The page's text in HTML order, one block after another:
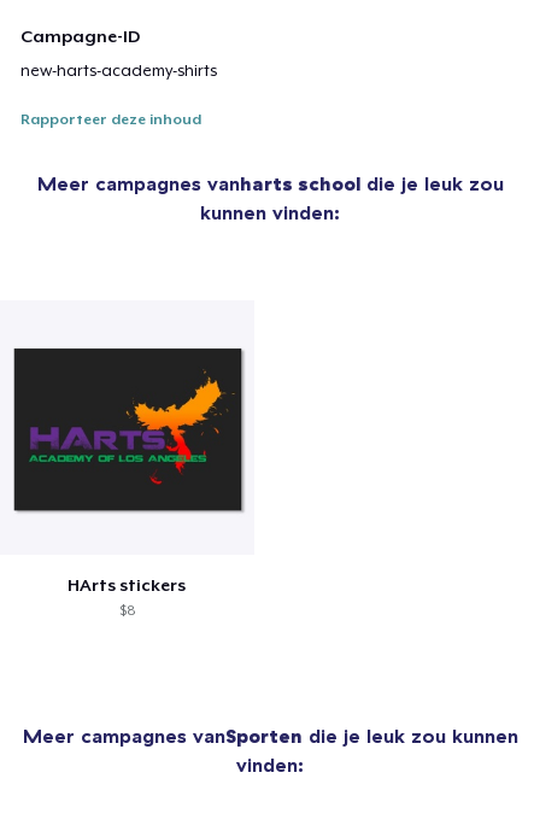
Campagne-ID
new-harts-academy-shirts
Rapporteer deze inhoud
Meer campagnes vanharts schooldie je leuk zou
kunnen vinden:
HArts stickers
$8
Meer campagnes vanSporten die je leuk zou kunnen
vinden: